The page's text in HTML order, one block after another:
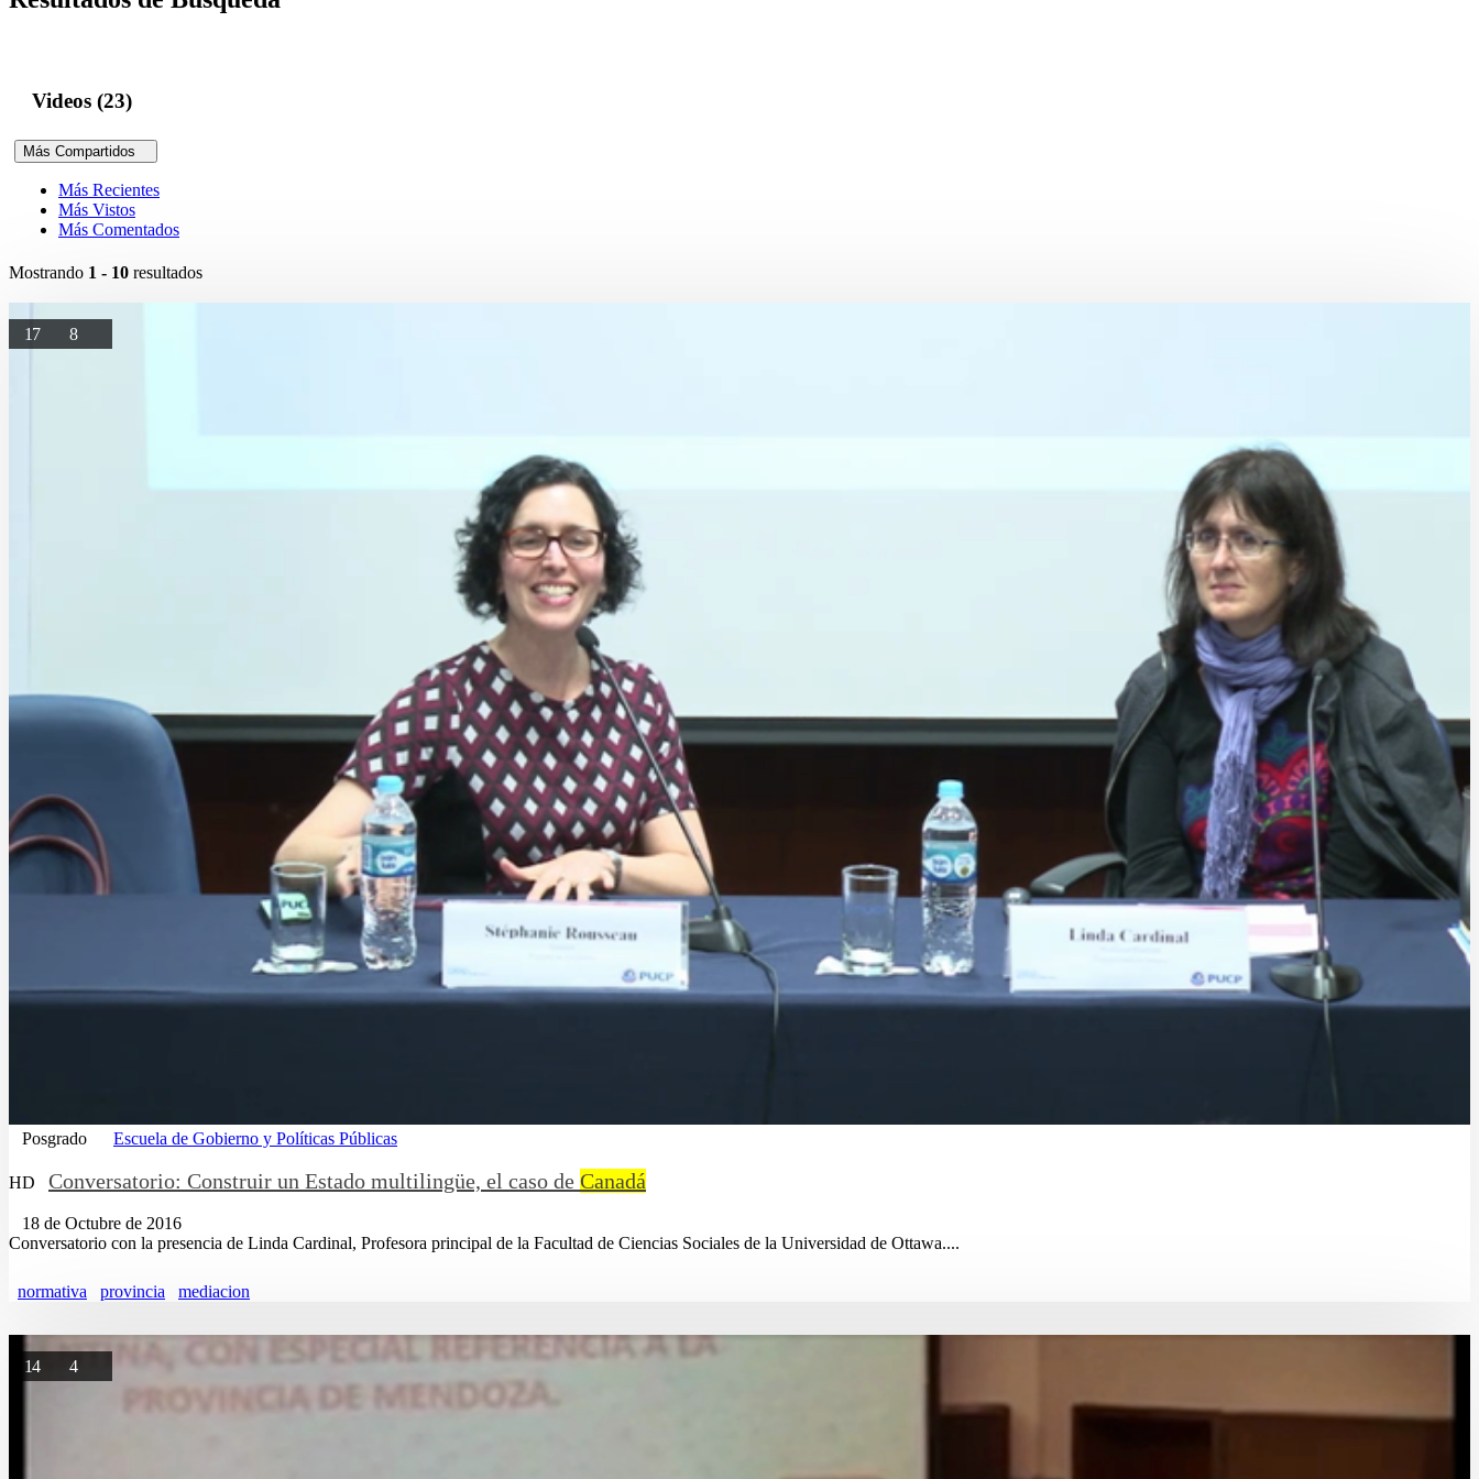
Videos (23)
Más Compartidos
Más Recientes
Más Vistos
Más Comentados
Mostrando 1 - 10 resultados
17 8
Posgrado Escuela de Gobierno y Políticas Públicas
HD Conversatorio: Construir un Estado multilingüe, el caso de Canadá
18 de Octubre de 2016
Conversatorio con la presencia de Linda Cardinal, Profesora principal de la Facultad de Ciencias Sociales de la Universidad de Ottawa....
normativa provincia mediacion
14 4